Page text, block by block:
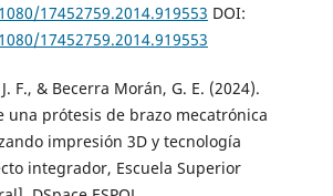
17452759.2014.919553 DOI:
17452759.2014.919553
F., & Becerra Morán, G. E. (2024).
una prótesis de brazo mecatrónica
impresión 3D y tecnología
integrador, Escuela Superior